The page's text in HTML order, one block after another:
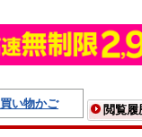
買い物かご
閲覧履